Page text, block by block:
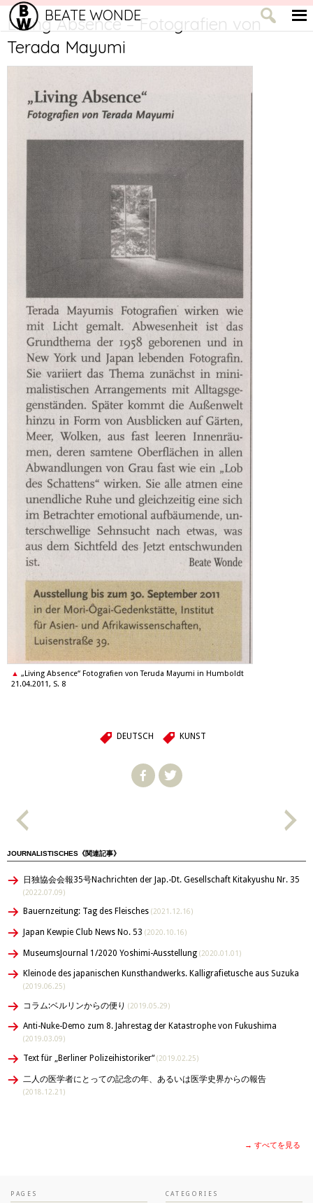
BEATE WONDE
Living Absence – Fotografien von
Terada Mayumi
„Living Absence“ Fotografien von Teruda Mayumi in Humboldt
21.04.2011, S. 8
DEUTSCH KUNST
JOURNALISTISCHES《関連記事》
日独協会会報35号Nachrichten der Jap.-Dt. Gesellschaft Kitakyushu Nr. 35
(2022.07.09)
Bauernzeitung: Tag des Fleisches (2021.12.16)
Japan Kewpie Club News No. 53 (2020.10.16)
MuseumsJournal 1/2020 Yoshimi-Ausstellung (2020.01.01)
Kleinode des japanischen Kunsthandwerks. Kalligrafietusche aus Suzuka
(2019.06.25)
コラム:ベルリンからの便り (2019.05.29)
Anti-Nuke-Demo zum 8. Jahrestag der Katastrophe von Fukushima
(2019.03.09)
Text für „Berliner Polizeihistoriker“(2019.02.25)
二人の医学者にとっての記念の年、あるいは医学史界からの報告
(2018.12.21)
→ すべてを見る
PAGES CATEGORIES